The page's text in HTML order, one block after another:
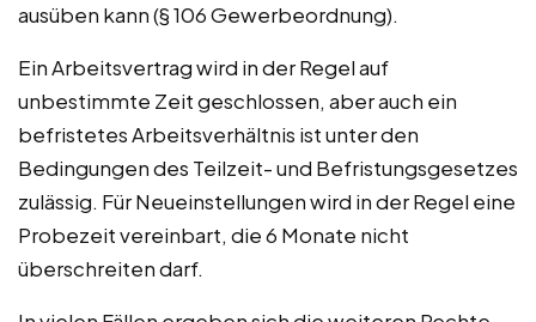
ausüben kann (§ 106 Gewerbeordnung).
Ein Arbeitsvertrag wird in der Regel auf
unbestimmte Zeit geschlossen, aber auch ein
befristetes Arbeitsverhältnis ist unter den
Bedingungen des Teilzeit- und Befristungsgesetzes
zulässig. Für Neueinstellungen wird in der Regel eine
Probezeit vereinbart, die 6 Monate nicht
überschreiten darf.